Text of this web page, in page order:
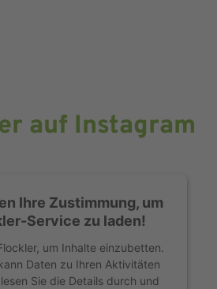
auf Instagram
Ihre Zustimmung, um
Service zu laden!
um Inhalte einzubetten.
Daten zu Ihren Aktivitäten
Sie die Details durch und